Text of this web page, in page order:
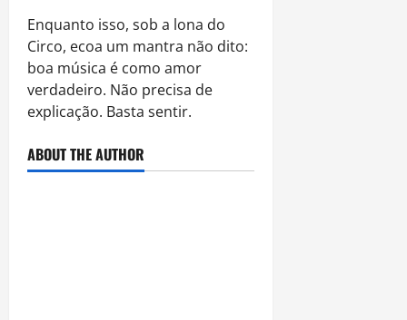
Enquanto isso, sob a lona do
Circo, ecoa um mantra não dito:
boa música é como amor
verdadeiro. Não precisa de
explicação. Basta sentir.
ABOUT THE AUTHOR